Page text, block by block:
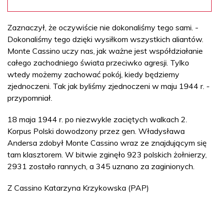
Zaznaczył, że oczywiście nie dokonaliśmy tego sami. -
Dokonaliśmy tego dzięki wysiłkom wszystkich aliantów.
Monte Cassino uczy nas, jak ważne jest współdziałanie
całego zachodniego świata przeciwko agresji. Tylko
wtedy możemy zachować pokój, kiedy będziemy
zjednoczeni. Tak jak byliśmy zjednoczeni w maju 1944 r. -
przypomniał.
18 maja 1944 r. po niezwykle zaciętych walkach 2.
Korpus Polski dowodzony przez gen. Władysława
Andersa zdobył Monte Cassino wraz ze znajdującym się
tam klasztorem. W bitwie zginęło 923 polskich żołnierzy,
2931 zostało rannych, a 345 uznano za zaginionych.
Z Cassino Katarzyna Krzykowska (PAP)